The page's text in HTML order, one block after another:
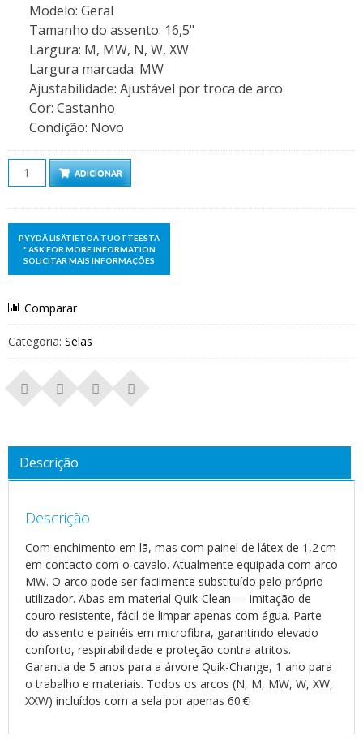
Modelo: Geral
Tamanho do assento: 16,5"
Largura: M, MW, N, W, XW
Largura marcada: MW
Ajustabilidade: Ajustável por troca de arco
Cor: Castanho
Condição: Novo
QuantidadeADICIONAR
Comparar
Categoria: Selas
Descrição
Descrição
Com enchimento em lã, mas com painel de látex de 1,2 cm
em contacto com o cavalo. Atualmente equipada com arco
MW. O arco pode ser facilmente substituído pelo próprio
utilizador. Abas em material Quik-Clean — imitação de
couro resistente, fácil de limpar apenas com água. Parte
do assento e painéis em microfibra, garantindo elevado
conforto, respirabilidade e proteção contra atritos.
Garantia de 5 anos para a árvore Quik-Change, 1 ano para
o trabalho e materiais. Todos os arcos (N, M, MW, W, XW,
XXW) incluídos com a sela por apenas 60 €!